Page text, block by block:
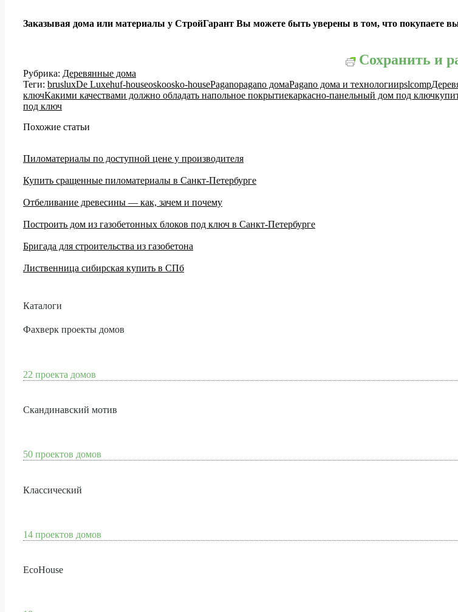
Заказывая дома или материалы у СтройГарант Вы можете быть уверены в том, что покупаете
Сохранить и
Рубрика: Деревянные дома
Теги: brusluxDe Luxehuf-houseoskoosko-housePaganopagano домаPagano дома и технологииpslcomp
ключКакими качествами должно обладать напольное покрытиекаркасно-панельный дом под ключ
под ключ
Похожие статьи
Пиломатериалы по доступной цене у производителя
Купить сращенные пиломатериалы в Санкт-Петербурге
Отбеливание древесины — как, зачем и почему
Построить дом из газобетонных блоков под ключ в Санкт-Петербурге
Бригада для строительства из газобетона
Лиственница сибирская купить в СПб
Каталоги
Фахверк проекты домов
22 проекта домов
Скандинавский мотив
50 проектов домов
Классический
14 проектов домов
EcoHouse